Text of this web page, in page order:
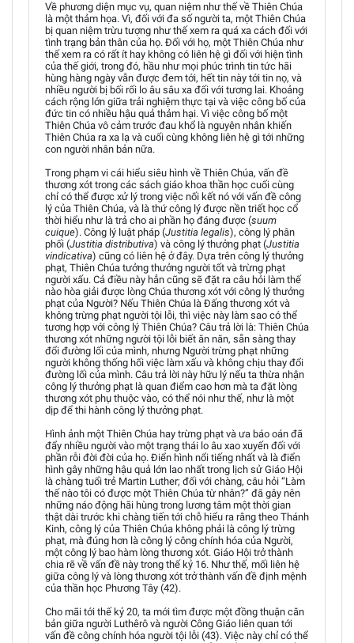
Về phương diện mục vụ, quan niệm như thế về Thiên Chúa
là một thảm họa. Vì, đối với đa số người ta, một Thiên Chúa
bị quan niệm trừu tượng như thế xem ra quá xa cách đối với
tình trạng bản thân của họ. Đối với họ, một Thiên Chúa như
thế xem ra có rất ít hay không có liên hệ gì đối với hiện tình
của thế giới, trong đó, hầu như mọi phúc trình tin tức hãi
hùng hàng ngày vẫn được đem tới, hết tin này tới tin nọ, và
nhiều người bị bối rối lo âu sâu xa đối với tương lai. Khoảng
cách rộng lớn giữa trải nghiệm thực tại và việc công bố của
đức tin có nhiều hậu quả thảm hại. Vì việc công bố một
Thiên Chúa vô cảm trước đau khổ là nguyên nhân khiến
Thiên Chúa ra xa lạ và cuối cùng không liên hệ gì tới những
con người nhân bản nữa.
Trong phạm vi cái hiểu siêu hình về Thiên Chúa, vấn đề
thương xót trong các sách giáo khoa thần học cuối cùng
chỉ có thể được xử lý trong việc nối kết nó với vấn đề công
lý của Thiên Chúa, và là thứ công lý được nền triết học cổ
thời hiểu như là trả cho ai phần họ đáng được (suum
cuique). Công lý luật pháp (Justitia legalis), công lý phân
phối (Justitia distributiva) và công lý thưởng phạt (Justitia
vindicativa) cũng có liên hệ ở đây. Dựa trên công lý thưởng
phạt, Thiên Chúa tưởng thưởng người tốt và trừng phạt
người xấu. Cả điều này hẳn cũng sẽ đặt ra câu hỏi làm thế
nào hòa giải được lòng Chúa thương xót với công lý thưởng
phạt của Người? Nếu Thiên Chúa là Đấng thương xót và
không trừng phạt người tội lỗi, thì việc này làm sao có thể
tương hợp với công lý Thiên Chúa? Câu trả lời là: Thiên Chúa
thương xót những người tội lỗi biết ăn năn, sẵn sàng thay
đổi đường lối của mình, nhưng Người trừng phạt những
người không thống hối việc làm xấu và không chịu thay đổi
đường lối của mình. Câu trả lời này hữu lý nếu ta thừa nhận
công lý thưởng phạt là quan điểm cao hơn mà ta đặt lòng
thương xót phụ thuộc vào, có thể nói như thế, như là một
dịp để thi hành công lý thưởng phạt.
Hình ảnh một Thiên Chúa hay trừng phạt và ưa báo oán đã
đẩy nhiều người vào một trạng thái lo âu xao xuyến đối với
phần rỗi đời đời của họ. Điển hình nổi tiếng nhất và là điển
hình gây những hậu quả lớn lao nhất trong lịch sử Giáo Hội
là chàng tuổi trẻ Martin Luther; đối với chàng, câu hỏi “Làm
thế nào tôi có được một Thiên Chúa từ nhân?” đã gây nên
những náo động hãi hùng trong lương tâm một thời gian
thật dài trước khi chàng tiến tới chỗ hiểu ra rằng theo Thánh
Kinh, công lý của Thiên Chúa không phải là công lý trừng
phạt, mà đúng hơn là công lý công chính hóa của Người,
một công lý bao hàm lòng thương xót. Giáo Hội trở thành
chia rẽ về vấn đề này trong thế kỷ 16. Như thế, mối liên hệ
giữa công lý và lòng thương xót trở thành vấn đề định mệnh
của thần học Phương Tây (42).
Cho mãi tới thế kỷ 20, ta mới tìm được một đồng thuận căn
bản giữa người Luthêrô và người Công Giáo liên quan tới
vấn đề công chính hóa người tội lỗi (43). Việc này chỉ có thể